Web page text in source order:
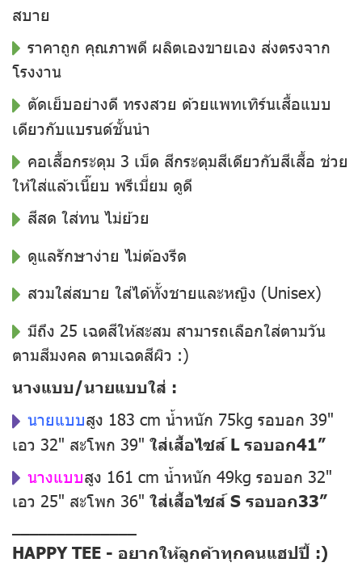
สบาย
ราคาถูก คุณภาพดี ผลิตเองขายเอง ส่งตรงจาก
โรงงาน
ตัดเย็บอย่างดี ทรงสวย ด้วยแพทเทิร์นเสื้อแบบ
เดียวกับแบรนด์ชั้นนำ
คอเสื้อกระดุม 3 เม็ด สีกระดุมสีเดียวกับสีเสื้อ ช่วย
ให้ใส่แล้วเนี๊ยบ พรีเมี่ยม ดูดี
สีสด ใส่ทน ไม่ย้วย
ดูแลรักษาง่าย ไม่ต้องรีด
สวมใส่สบาย ใส่ได้ทั้งชายและหญิง (Unisex)
มีถึง 25 เฉดสีให้สะสม สามารถเลือกใส่ตามวัน
ตามสีมงคล ตามเฉดสีผิว :)
นางแบบ/นายแบบใส่ :
นายแบบสูง 183 cm น้ำหนัก 75kg รอบอก 39"
เอว 32" สะโพก 39" ใส่เสื้อไซส์ L รอบอก41”
นางแบบสูง 161 cm น้ำหนัก 49kg รอบอก 32"
เอว 25" สะโพก 36" ใส่เสื้อไซส์ S รอบอก33”
––––––––––––––
HAPPY TEE - อยากให้ลูกค้าทุกคนแฮปปี้ :)